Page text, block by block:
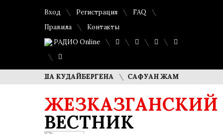
Вход Регистрация
FAQ
Правила
Контакты
РАДИО Online
ДИМАША КУДАЙБЕРГЕНА САФУАН ЖАМПЕИСОВ: «МЫ
ЖЕЗКАЗГАНСКИЙ
ВЕСТНИК